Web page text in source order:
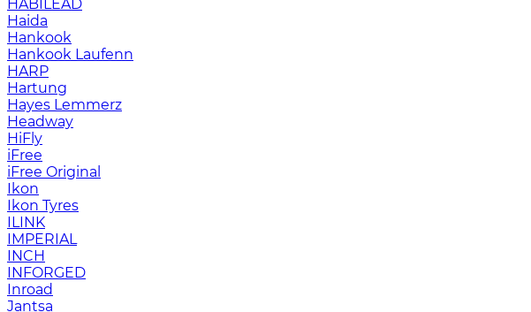
HABILEAD
Haida
Hankook
Hankook Laufenn
HARP
Hartung
Hayes Lemmerz
Headway
HiFly
iFree
iFree Original
Ikon
Ikon Tyres
ILINK
IMPERIAL
INCH
INFORGED
Inroad
Jantsa